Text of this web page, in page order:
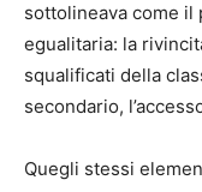
sottolineava come il
egualitaria: la
squalificati della
secondario,
Quegli stessi